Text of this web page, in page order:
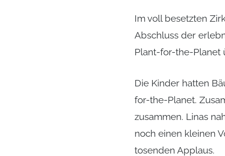
Im voll besetzten
Abschluss der
Plant-for-the-Planet
Die Kinder hatten
for-the-Planet.
zusammen. Linas
noch einen kleinen
tosenden Applaus.